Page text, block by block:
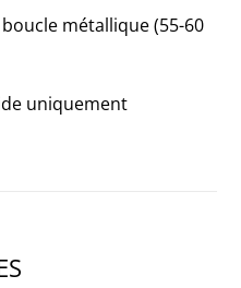
métallique (55-60
uniquement